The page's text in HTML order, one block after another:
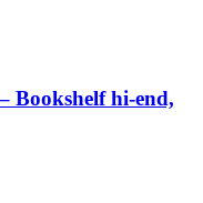
Bookshelf hi-end,